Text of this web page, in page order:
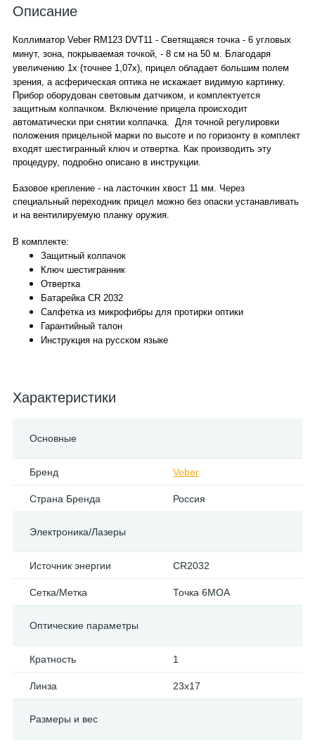
Описание
Коллиматор Veber RM123 DVT11 - Светящаяся точка - 6 угловых
минут, зона, покрываемая точкой, - 8 см на 50 м. Благодаря
увеличению 1х (точнее 1,07х), прицел обладает большим полем
зрения, а асферическая оптика не искажает видимую картинку.
Прибор оборудован световым датчиком, и комплектуется
защитным колпачком. Включение прицела происходит
автоматически при снятии колпачка. Для точной регулировки
положения прицельной марки по высоте и по горизонту в комплект
входят шестигранный ключ и отвертка. Как производить эту
процедуру, подробно описано в инструкции.
Базовое крепление - на ласточкин хвост 11 мм. Через
специальный переходник прицел можно без опаски устанавливать
и на вентилируемую планку оружия.
В комплекте:
Защитный колпачок
Ключ шестигранник
Отвертка
Батарейка CR 2032
Салфетка из микрофибры для протирки оптики
Гарантийный талон
Инструкция на русском языке
Характеристики
Основные
Бренд Veber
Страна Бренда Россия
Электроника/Лазеры
Источник энергии CR2032
Сетка/Метка Точка 6МОА
Оптические параметры
Кратность 1
Линза 23x17
Размеры и вес